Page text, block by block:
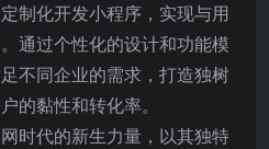
制化开发小程序，实现与用
通过个性化的设计和功能模
不同企业的需求，打造独树
的黏性和转化率。
时代的新生力量，以其独特